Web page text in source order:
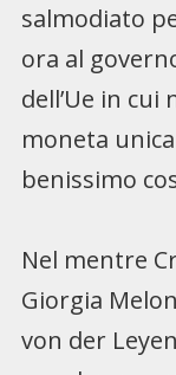
salmodiato
ora al
dell’Ue in
moneta
benissimo
Nel mentre
Giorgia
von der